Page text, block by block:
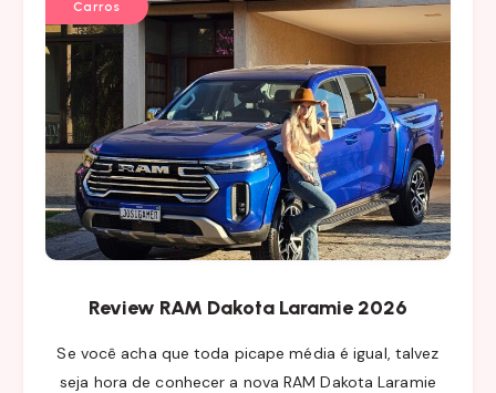
Carros
Review RAM Dakota Laramie 2026
Se você acha que toda picape média é igual, talvez
seja hora de conhecer a nova RAM Dakota Laramie